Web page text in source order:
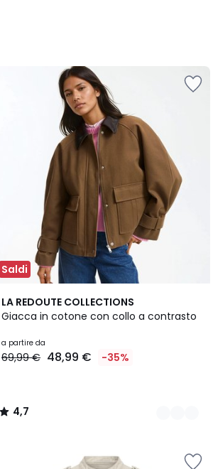
Saldi
LA REDOUTE COLLECTIONS
Giacca in cotone con collo a contrasto
a partire da
69,99 € 48,99 € -35%
4,7
/ 5
2
Colori
4,7
/